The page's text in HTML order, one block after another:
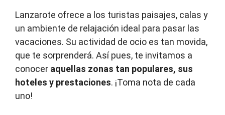
Lanzarote ofrece a los turistas paisajes, calas y
un ambiente de relajación ideal para pasar las
vacaciones. Su actividad de ocio es tan movida,
que te sorprenderá. Así pues, te invitamos a
conocer aquellas zonas tan populares, sus
hoteles y prestaciones. ¡Toma nota de cada
uno!